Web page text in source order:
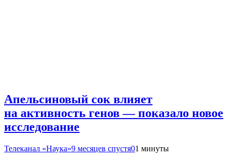
Апельсиновый сок влияет
на активность генов — показало новое
исследование
Телеканал «Наука»9 месяцев спустя01 минуты